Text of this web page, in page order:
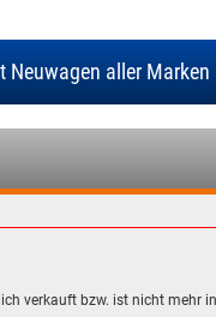
Neuwagen aller Marken
verkauft bzw. ist nicht mehr